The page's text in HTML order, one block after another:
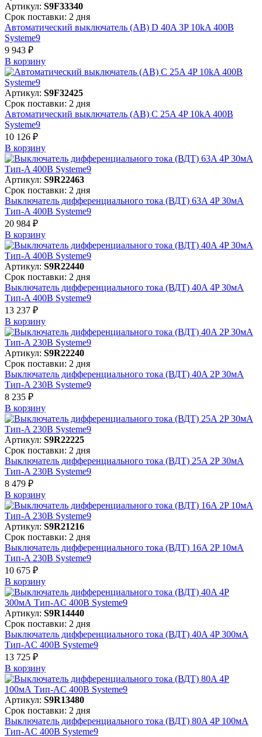
Артикул: S9F33340
Срок поставки: 2 дня
Автоматический выключатель (АВ) D 40A 3P 10kA 400В
Systeme9
9 943 ₽
В корзинy
Артикул: S9F32425
Срок поставки: 2 дня
Автоматический выключатель (АВ) C 25A 4P 10kA 400В
Systeme9
10 126 ₽
В корзинy
Артикул: S9R22463
Срок поставки: 2 дня
Выключатель дифференциального тока (ВДТ) 63A 4P 30мА
Тип-A 400В Systeme9
20 984 ₽
В корзинy
Артикул: S9R22440
Срок поставки: 2 дня
Выключатель дифференциального тока (ВДТ) 40A 4P 30мА
Тип-A 400В Systeme9
13 237 ₽
В корзинy
Артикул: S9R22240
Срок поставки: 2 дня
Выключатель дифференциального тока (ВДТ) 40A 2P 30мА
Тип-A 230В Systeme9
8 235 ₽
В корзинy
Артикул: S9R22225
Срок поставки: 2 дня
Выключатель дифференциального тока (ВДТ) 25A 2P 30мА
Тип-A 230В Systeme9
8 479 ₽
В корзинy
Артикул: S9R21216
Срок поставки: 2 дня
Выключатель дифференциального тока (ВДТ) 16A 2P 10мА
Тип-A 230В Systeme9
10 675 ₽
В корзинy
Артикул: S9R14440
Срок поставки: 2 дня
Выключатель дифференциального тока (ВДТ) 40A 4P 300мА
Тип-AC 400В Systeme9
13 725 ₽
В корзинy
Артикул: S9R13480
Срок поставки: 2 дня
Выключатель дифференциального тока (ВДТ) 80A 4P 100мА
Тип-AC 400В Systeme9